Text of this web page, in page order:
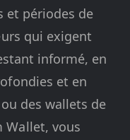
et périodes de
qui exigent
informé, en
et en
des wallets de
Wallet, vous